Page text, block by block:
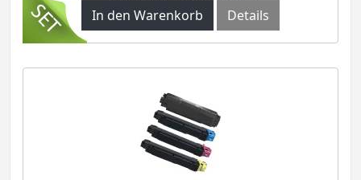
In den Warenkorb
Details